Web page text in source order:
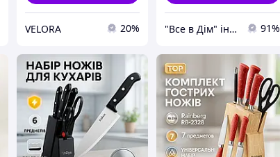
VELORA 20% "Все в Дім" інтернет-магазин 91%